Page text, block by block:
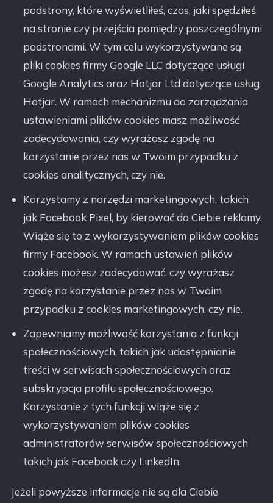
podstrony, które wyświetliłeś, czas, jaki spędziłeś
na stronie czy przejścia pomiędzy poszczególnymi
podstronami. W tym celu wykorzystywane są
pliki cookies firmy Google LLC dotyczące usługi
Google Analytics oraz Hotjar Ltd dotyczące usług
Hotjar. W ramach mechanizmu do zarządzania
ustawieniami plików cookies masz możliwość
zadecydowania, czy wyrażasz zgodę na
korzystanie przez nas w Twoim przypadku z
cookies analitycznych, czy nie.
Korzystamy z narzędzi marketingowych, takich
jak Facebook Pixel, by kierować do Ciebie reklamy.
Wiąże się to z wykorzystywaniem plików cookies
firmy Facebook. W ramach ustawień plików
cookies możesz zadecydować, czy wyrażasz
zgodę na korzystanie przez nas w Twoim
przypadku z cookies marketingowych, czy nie.
Zapewniamy możliwość korzystania z funkcji
społecznościowych, takich jak udostępnianie
treści w serwisach społecznościowych oraz
subskrypcja profilu społecznościowego.
Korzystanie z tych funkcji wiąże się z
wykorzystywaniem plików cookies
administratorów serwisów społecznościowych
takich jak Facebook czy LinkedIn.
Jeżeli powyższe informacje nie są dla Ciebie